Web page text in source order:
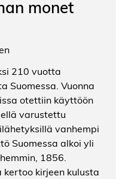
monet
210 vuotta
Suomessa. Vuonna
otettiin käyttöön
varustettu
vanhempi
Suomessa alkoi yli
1856.
kirjeen kulusta